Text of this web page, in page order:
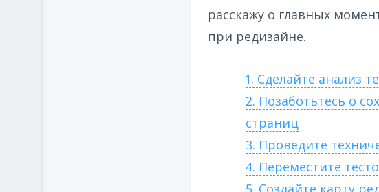
расскажу о главных
при редизайне.
1. Сделайте анализ
2. Позаботьтесь о
страниц
3. Проведите
4. Переместите